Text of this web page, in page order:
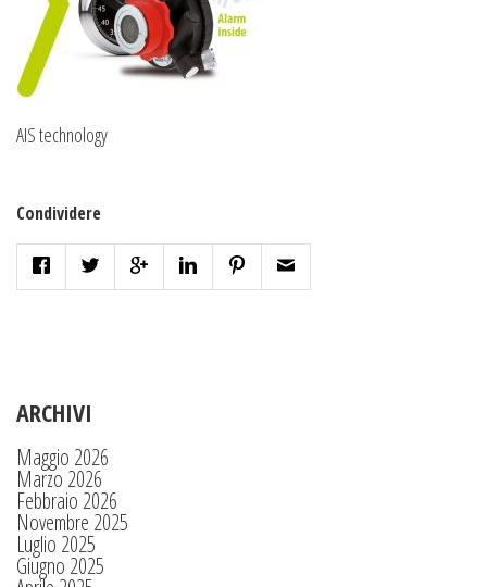
AIS technology
Condividere
ARCHIVI
Maggio 2026
Marzo 2026
Febbraio 2026
Novembre 2025
Luglio 2025
Giugno 2025